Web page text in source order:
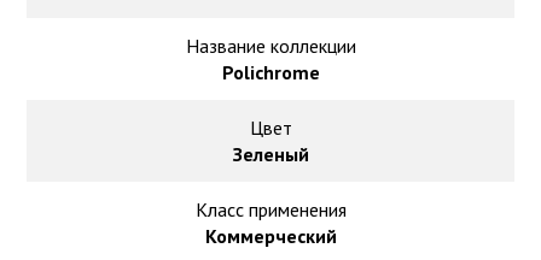
Ковролин оптом
Ковролин под теплый пол
Название коллекции
Polichrome
Цвет
Зеленый
Класс применения
Коммерческий